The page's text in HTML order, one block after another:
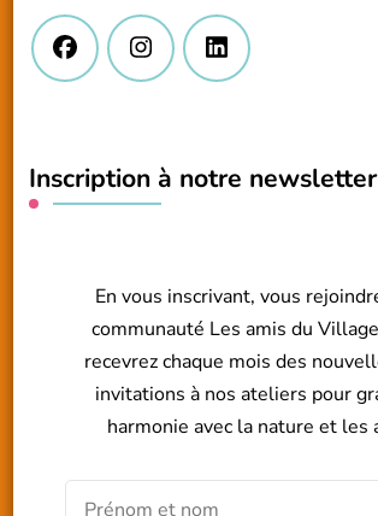
Inscription à notre newsletter
En vous inscrivant, vous
communauté Les amis du
recevrez chaque mois des
invitations à nos ateliers pour
harmonie avec la nature et les